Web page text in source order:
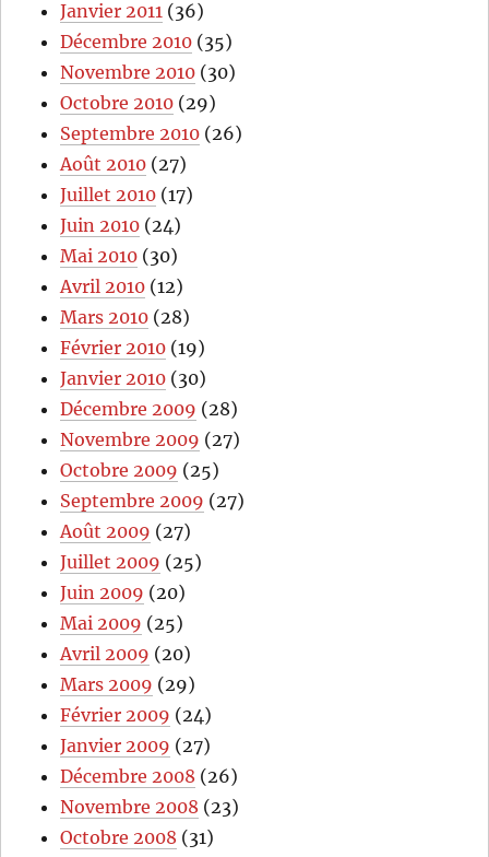
Janvier 2011 (36)
Décembre 2010 (35)
Novembre 2010 (30)
Octobre 2010 (29)
Septembre 2010 (26)
Août 2010 (27)
Juillet 2010 (17)
Juin 2010 (24)
Mai 2010 (30)
Avril 2010 (12)
Mars 2010 (28)
Février 2010 (19)
Janvier 2010 (30)
Décembre 2009 (28)
Novembre 2009 (27)
Octobre 2009 (25)
Septembre 2009 (27)
Août 2009 (27)
Juillet 2009 (25)
Juin 2009 (20)
Mai 2009 (25)
Avril 2009 (20)
Mars 2009 (29)
Février 2009 (24)
Janvier 2009 (27)
Décembre 2008 (26)
Novembre 2008 (23)
Octobre 2008 (31)